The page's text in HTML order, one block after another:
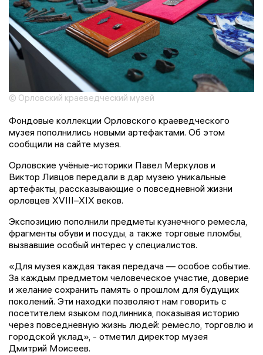
© Орловский краеведческий музей
Фондовые коллекции Орловского краеведческого
музея пополнились новыми артефактами. Об этом
сообщили на сайте музея.
Орловские учёные-историки Павел Меркулов и
Виктор Ливцов передали в дар музею уникальные
артефакты, рассказывающие о повседневной жизни
орловцев XVIII–XIX веков.
Экспозицию пополнили предметы кузнечного ремесла,
фрагменты обуви и посуды, а также торговые пломбы,
вызвавшие особый интерес у специалистов.
«Для музея каждая такая передача — особое событие.
За каждым предметом человеческое участие, доверие
и желание сохранить память о прошлом для будущих
поколений. Эти находки позволяют нам говорить с
посетителем языком подлинника, показывая историю
через повседневную жизнь людей: ремесло, торговлю и
городской уклад», - отметил директор музея
Дмитрий Моисеев.